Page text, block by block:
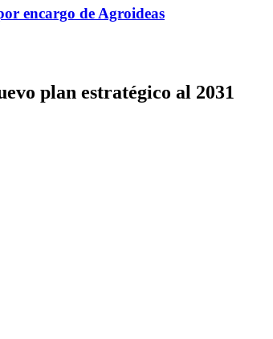
encargo de Agroideas
plan estratégico al 2031